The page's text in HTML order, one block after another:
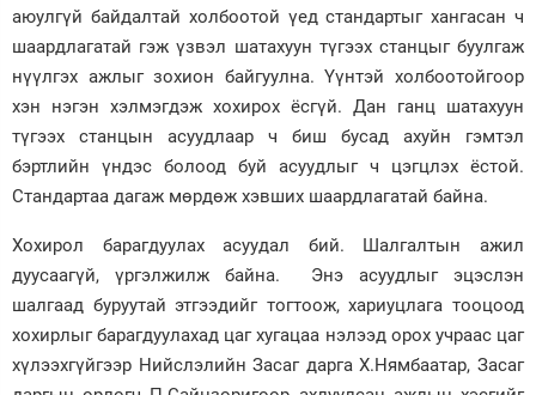
аюулгүй байдалтай холбоотой үед стандартыг хангасан ч
шаардлагатай гэж үзвэл шатахуун түгээх станцыг буулгаж
нүүлгэх ажлыг зохион байгуулна. Үүнтэй холбоотойгоор
хэн нэгэн хэлмэгдэж хохирох ёсгүй. Дан ганц шатахуун
түгээх станцын асуудлаар ч биш бусад ахуйн гэмтэл
бэртлийн үндэс болоод буй асуудлыг ч цэгцлэх ёстой.
Стандартаа дагаж мөрдөж хэвших шаардлагатай байна.
Хохирол барагдуулах асуудал бий. Шалгалтын ажил
дуусаагүй, үргэлжилж байна. Энэ асуудлыг эцэслэн
шалгаад буруутай этгээдийг тогтоож, хариуцлага тооцоод
хохирлыг барагдуулахад цаг хугацаа нэлээд орох учраас цаг
хүлээхгүйгээр Нийслэлийн Засаг дарга Х.Нямбаатар, Засаг